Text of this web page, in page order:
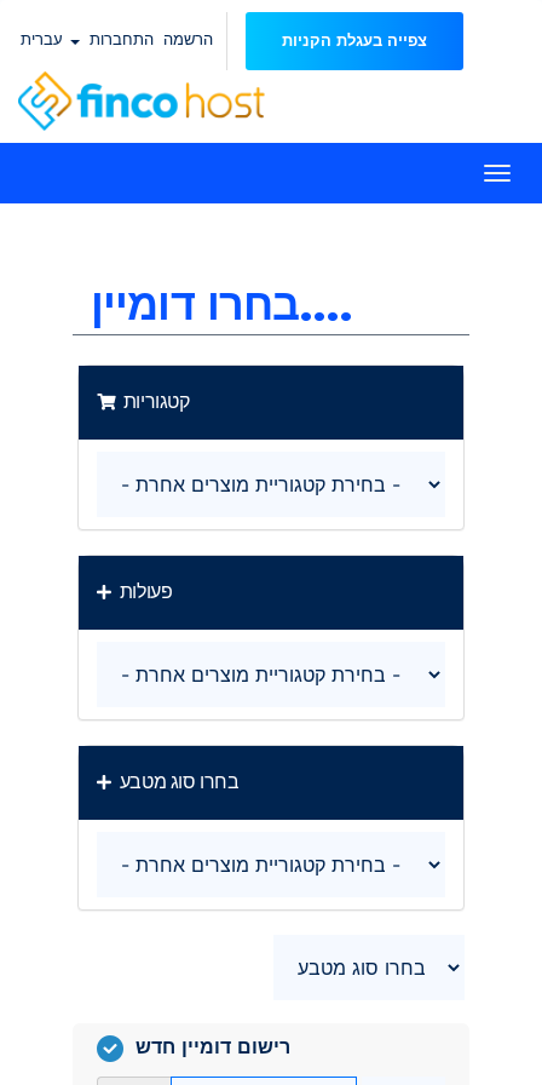
התחברות הרשמה צפייה בעגלת הקניות
בחרו דומיין....
קטגוריות
פעולות
בחרו סוג מטבע
רישום דומיין חדש